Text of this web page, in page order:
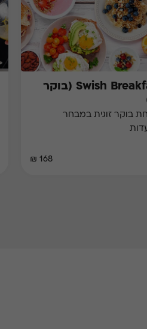
Swish Breakfast (בוקר
בוקר זוגית במבחר
168 ₪